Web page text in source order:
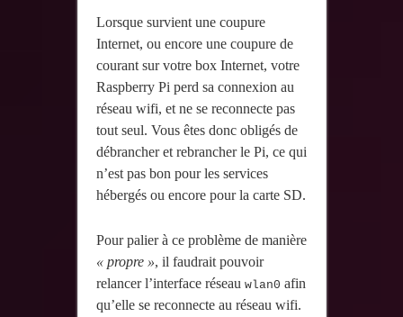
Lorsque survient une coupure
Internet, ou encore une coupure de
courant sur votre box Internet, votre
Raspberry Pi perd sa connexion au
réseau wifi, et ne se reconnecte pas
tout seul. Vous êtes donc obligés de
débrancher et rebrancher le Pi, ce qui
n’est pas bon pour les services
hébergés ou encore pour la carte SD.
Pour palier à ce problème de manière
« propre », il faudrait pouvoir
relancer l’interface réseau wlan0 afin
qu’elle se reconnecte au réseau wifi.